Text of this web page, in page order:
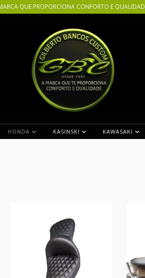
QUE PROPORCIONA CONFORTO E
HONDA KASINSKI KAWASAKI